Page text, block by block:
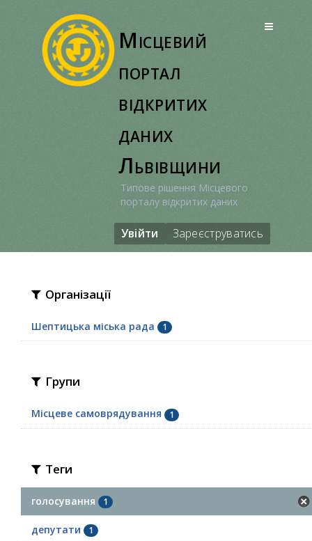
Місцевий
портал
відкритих
даних
Львівщини
Типове рішення Місцевого
порталу відкритих даних
Увійти Зареєструватись
Організації
Шептицька міська рада 1
Групи
Місцеве самоврядування 1
Теги
голосування 1
депутати 1